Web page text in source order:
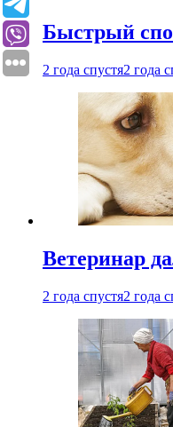
Быстрый
2 года спустя2 года
Ветеринар
2 года спустя2 года